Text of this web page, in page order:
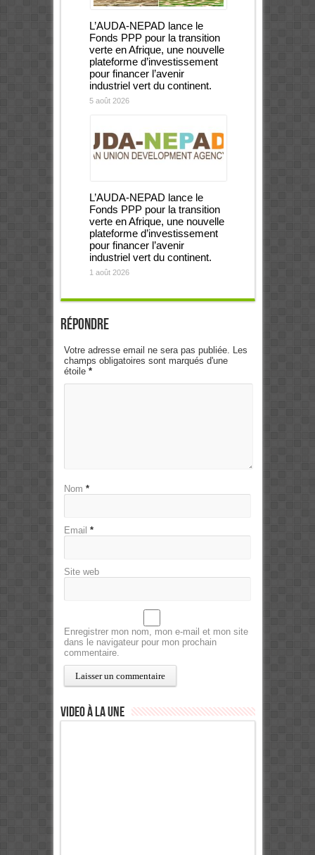
L’AUDA-NEPAD lance le
Fonds PPP pour la transition
verte en Afrique, une nouvelle
plateforme d’investissement
pour financer l’avenir
industriel vert du continent.
5 août 2026
L’AUDA-NEPAD lance le
Fonds PPP pour la transition
verte en Afrique, une nouvelle
plateforme d’investissement
pour financer l’avenir
industriel vert du continent.
1 août 2026
Répondre
Votre adresse email ne sera pas publiée. Les
champs obligatoires sont marqués d'une
étoile *
Nom *
Email *
Site web
Enregistrer mon nom, mon e-mail et mon site
dans le navigateur pour mon prochain
commentaire.
Video à la Une